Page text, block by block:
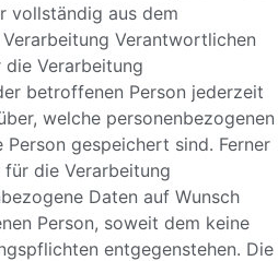
vollständig aus dem
Verantwortlichen
die Verarbeitung
betroffenen Person jederzeit
welche personenbezogenen
gespeichert sind. Ferner
die Verarbeitung
Daten auf Wunsch
Person, soweit dem keine
entgegenstehen. Die